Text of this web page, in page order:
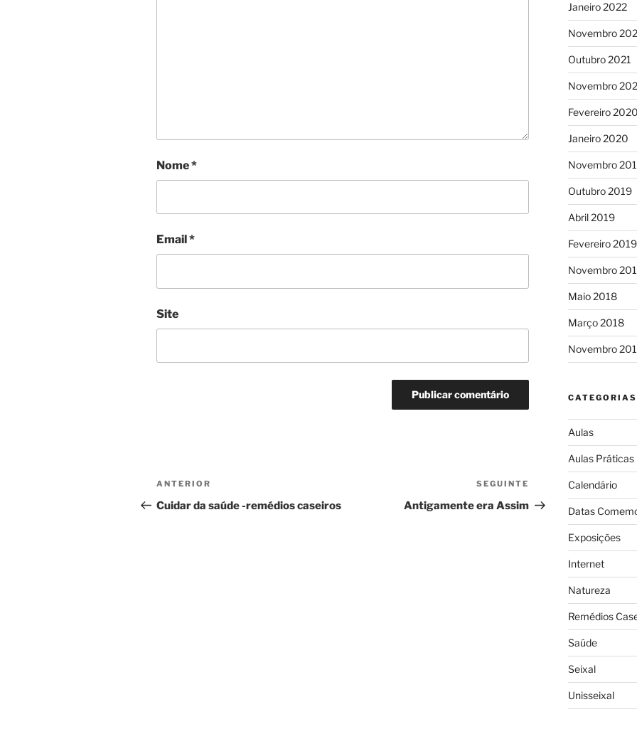
Nome*
Email *
Site
Navegação
de
Conteúdo
anterior
ANTERIOR
Cuidar da saúde -remédios caseiros
Conteúdo
seguinte
SEGUINTE
Antigamente era Assim
Janeiro 2022
Novembro
Outubro 2021
Novembro
Fevereiro 2020
Janeiro 2020
Novembro
Outubro 2019
Abril 2019
Fevereiro 2019
Novembro
Maio 2018
Março 2018
Novembro
CATEGORIAS
Aulas
Aulas Práticas
Calendário
Datas
Exposições
Internet
Natureza
Remédios
Saúde
Seixal
Unisseixal